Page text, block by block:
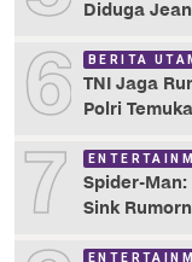
Diduga
6 BERITA
TNI Jaga
Polri
7
Spider-
Sink